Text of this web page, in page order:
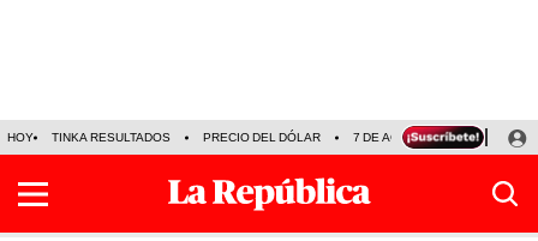
HOY TINKA RESULTADOS PRECIO DEL DÓLAR 7 DE AGOSTO OLLANTA